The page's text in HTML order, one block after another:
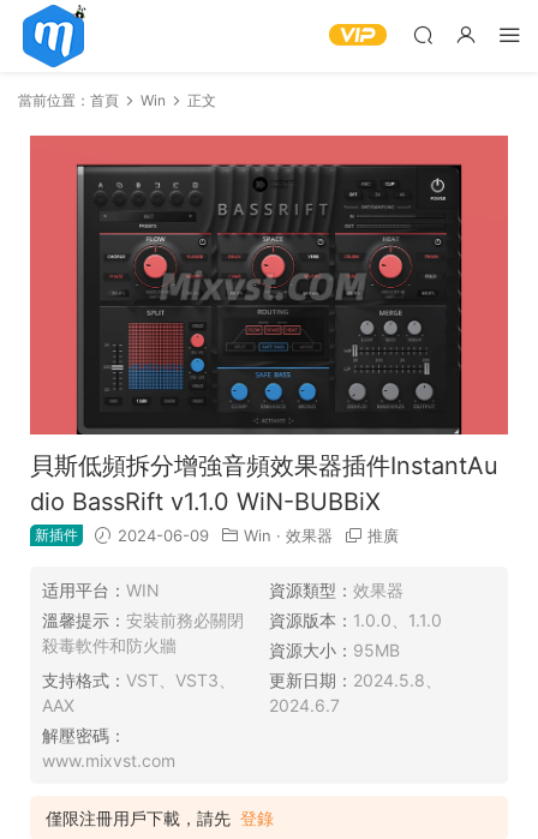
當前位置： 首頁 Win 正文
貝斯低頻拆分增強音頻效果器插件InstantAu
dio BassRift v1.1.0 WiN-BUBBiX
新插件 2024-06-09 Win · 效果器 推廣
适用平台： WIN 資源類型： 效果器
溫馨提示： 安裝前務必關閉
殺毒軟件和防火牆
資源版本： 1.0.0、1.1.0
資源大小： 95MB
支持格式： VST、VST3、
AAX
更新日期： 2024.5.8、
2024.6.7
解壓密碼：
www.mixvst.com
僅限注冊用戶下載，請先 登錄